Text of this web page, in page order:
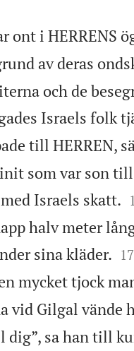
ont i HERRENS
av deras
och de
Israels folk
till HERREN,
som var son
Israels skatt.
halv meter
sina kläder.
17
mycket tjock
vid Gilgal vände
sa han till